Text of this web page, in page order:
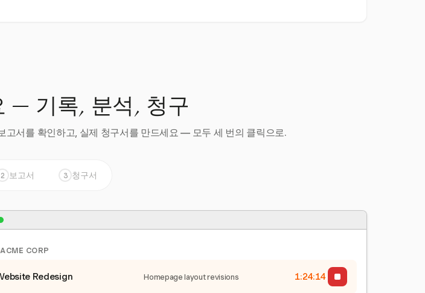
— 기록, 분석, 청구
고서를 확인하고, 실제 청구서를 만드세요 — 모두 세 번의 클릭으로.
2 보고서 3 청구서
ACME CORP
Redesign Homepage layout revisions 1:24:15